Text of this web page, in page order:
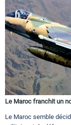
Le Maroc franchit un
Le Maroc semble